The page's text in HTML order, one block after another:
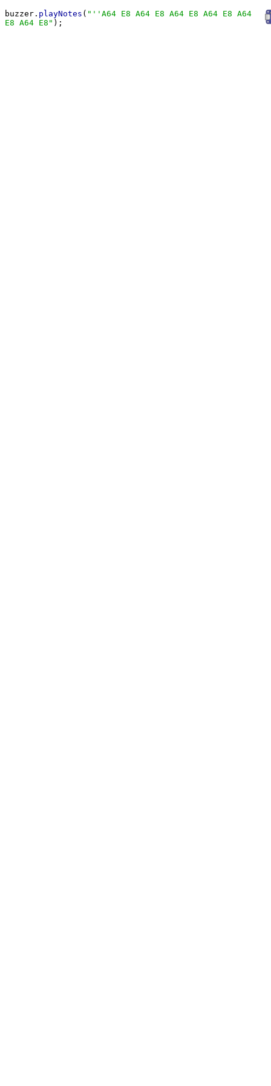
buzzer. playNotes ( " ''A64 E8 A64 E8 A64 E8 A64 E8 A64
E8 A64 E8 " );